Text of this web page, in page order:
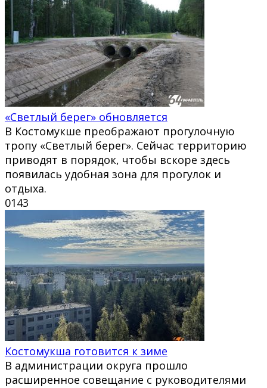
«Светлый берег» обновляется
В Костомукше преображают прогулочную
тропу «Светлый берег». Сейчас территорию
приводят в порядок, чтобы вскоре здесь
появилась удобная зона для прогулок и
отдыха.
0143
Костомукша готовится к зиме
В администрации округа прошло
расширенное совещание с руководителями